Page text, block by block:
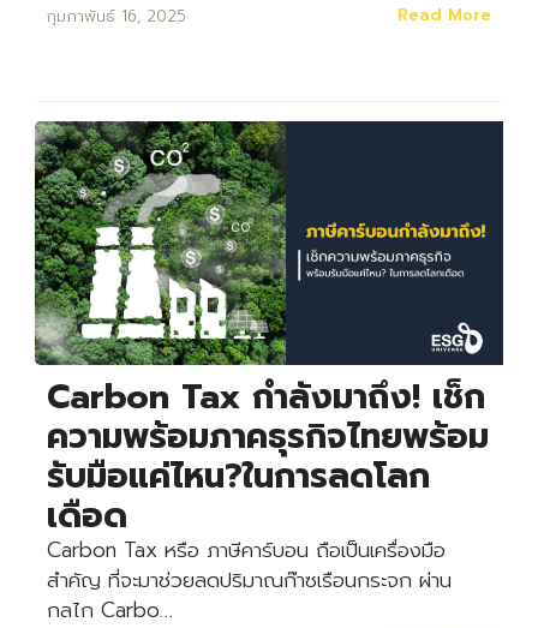
กุมภาพันธ์ 16, 2025 Read More
Carbon Tax กำลังมาถึง! เช็ก
ความพร้อมภาคธุรกิจไทยพร้อม
รับมือแค่ไหน?ในการลดโลก
เดือด
Carbon Tax หรือ ภาษีคาร์บอน ถือเป็นเครื่องมือ
สําคัญ ที่จะมาช่วยลดปริมาณก๊าซเรือนกระจก ผ่าน
กลไก Carbo…